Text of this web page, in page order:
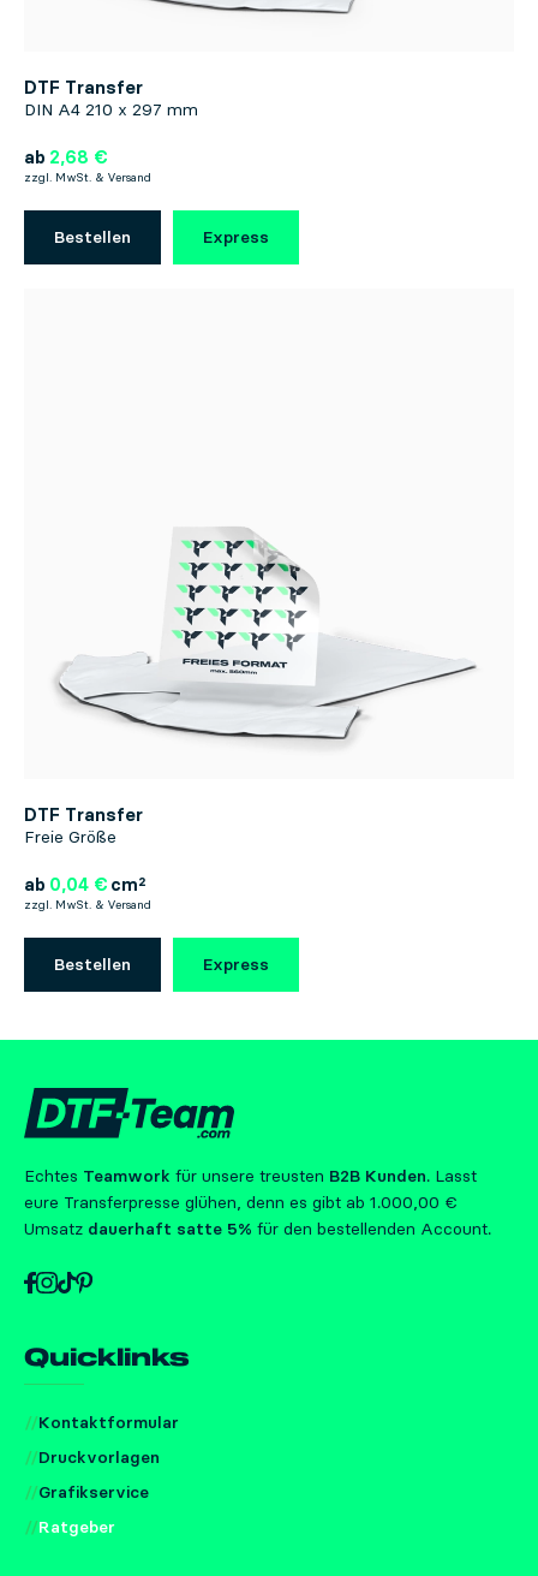
DTF Transfer
DIN A4 210 x 297 mm
ab 2,68 €
zzgl. MwSt. & Versand
Bestellen Express
DTF Transfer
Freie Größe
ab 0,04 € cm²
zzgl. MwSt. & Versand
Bestellen Express
Echtes Teamwork für unsere treusten B2B Kunden. Lasst
eure Transferpresse glühen, denn es gibt ab 1.000,00 €
Umsatz dauerhaft satte 5% für den bestellenden Account.
Quicklinks
Kontaktformular
Druckvorlagen
Grafikservice
Ratgeber